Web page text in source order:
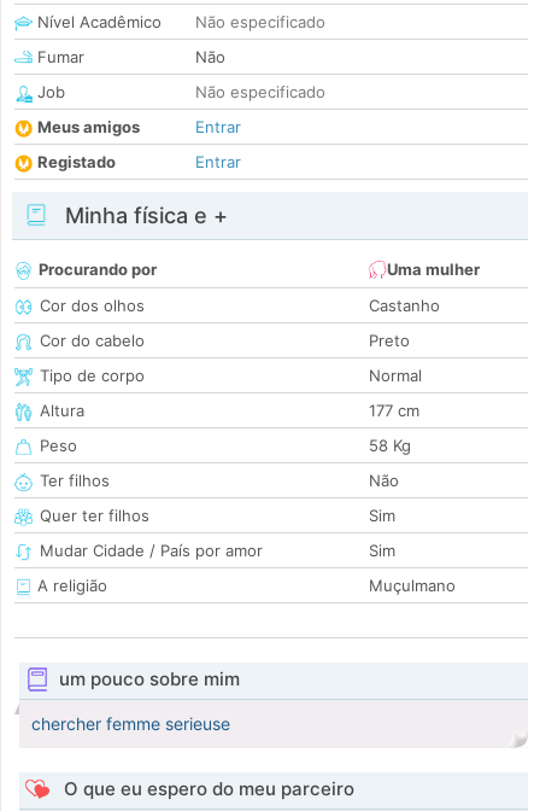
Nível Acadêmico
Não especificado
Fumar
Não
Job
Não especificado
Meus amigos
Entrar
Registado
Entrar
Minha física e +
Procurando por
Uma mulher
Cor dos olhos
Castanho
Cor do cabelo
Preto
Tipo de corpo
Normal
Altura
177 cm
Peso
58 Kg
Ter filhos
Não
Quer ter filhos
Sim
Mudar Cidade / País por amor
Sim
A religião
Muçulmano
um pouco sobre mim
chercher femme serieuse
O que eu espero do meu parceiro